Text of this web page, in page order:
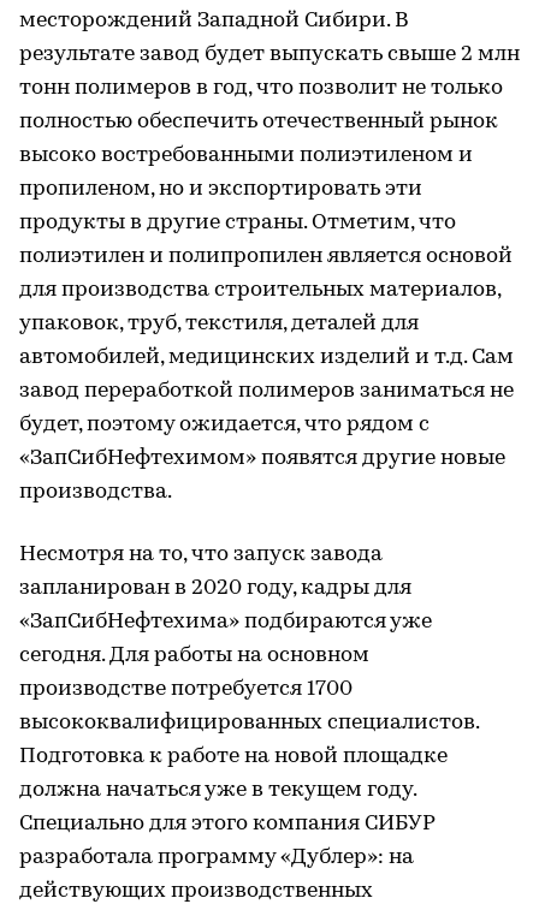
месторождений Западной Сибири. В
результате завод будет выпускать свыше 2 млн
тонн полимеров в год, что позволит не только
полностью обеспечить отечественный рынок
высоко востребованными полиэтиленом и
пропиленом, но и экспортировать эти
продукты в другие страны. Отметим, что
полиэтилен и полипропилен является основой
для производства строительных материалов,
упаковок, труб, текстиля, деталей для
автомобилей, медицинских изделий и т.д. Сам
завод переработкой полимеров заниматься не
будет, поэтому ожидается, что рядом с
«ЗапСибНефтехимом» появятся другие новые
производства.
Несмотря на то, что запуск завода
запланирован в 2020 году, кадры для
«ЗапСибНефтехима» подбираются уже
сегодня. Для работы на основном
производстве потребуется 1700
высококвалифицированных специалистов.
Подготовка к работе на новой площадке
должна начаться уже в текущем году.
Специально для этого компания СИБУР
разработала программу «Дублер»: на
действующих производственных